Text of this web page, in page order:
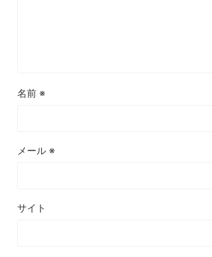
名前 ※
メール ※
サイト